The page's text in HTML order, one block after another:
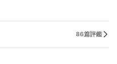
86篇評鑑